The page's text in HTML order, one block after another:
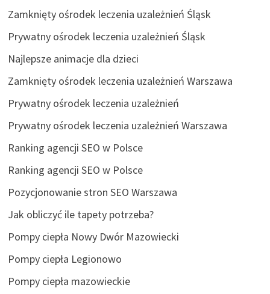
Zamknięty ośrodek leczenia uzależnień Śląsk
Prywatny ośrodek leczenia uzależnień Śląsk
Najlepsze animacje dla dzieci
Zamknięty ośrodek leczenia uzależnień Warszawa
Prywatny ośrodek leczenia uzależnień
Prywatny ośrodek leczenia uzależnień Warszawa
Ranking agencji SEO w Polsce
Ranking agencji SEO w Polsce
Pozycjonowanie stron SEO Warszawa
Jak obliczyć ile tapety potrzeba?
Pompy ciepła Nowy Dwór Mazowiecki
Pompy ciepła Legionowo
Pompy ciepła mazowieckie